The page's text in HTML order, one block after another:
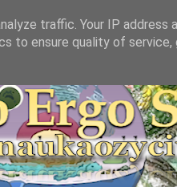
traffic. Your IP address
to ensure quality of service,